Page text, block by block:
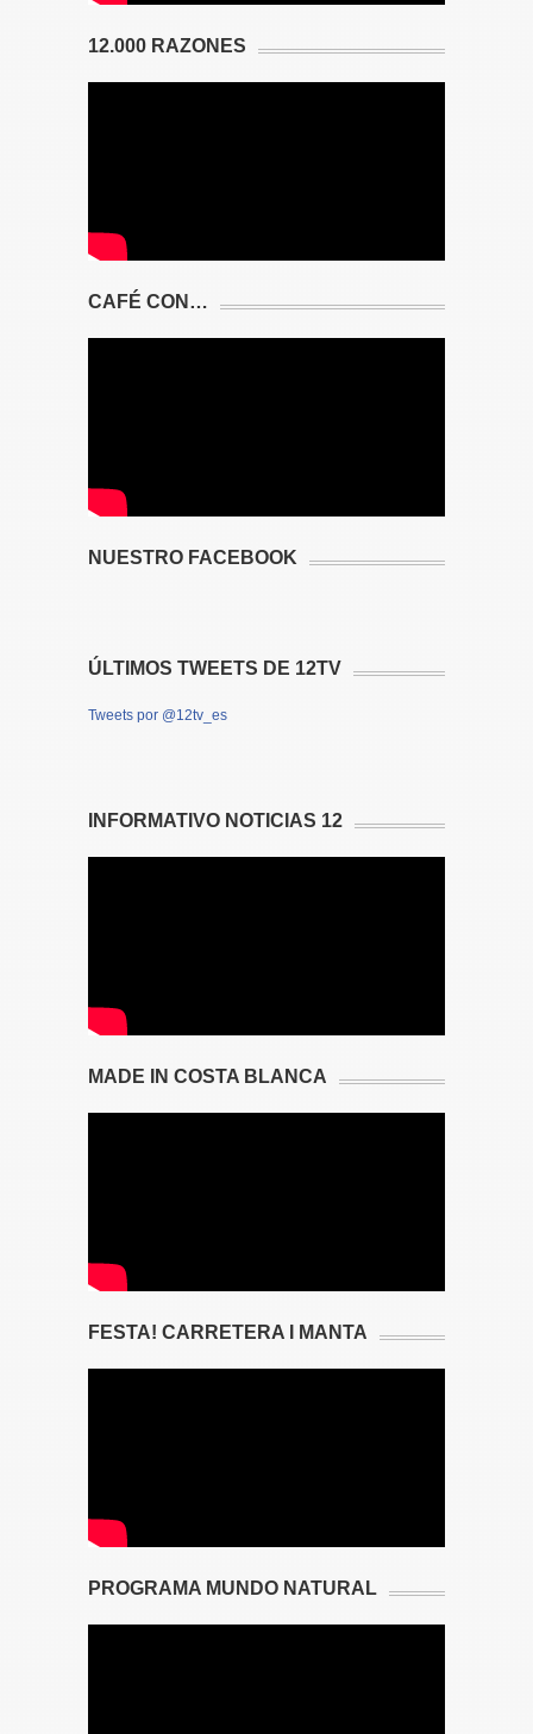
12.000 RAZONES
CAFÉ CON…
NUESTRO FACEBOOK
ÚLTIMOS TWEETS DE 12TV
Tweets por @12tv_es
INFORMATIVO NOTICIAS 12
MADE IN COSTA BLANCA
FESTA! CARRETERA I MANTA
PROGRAMA MUNDO NATURAL